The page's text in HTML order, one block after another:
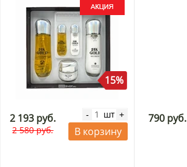
15%
2 193 руб.
2 580 руб.
- шт +
В корзину
790 руб.